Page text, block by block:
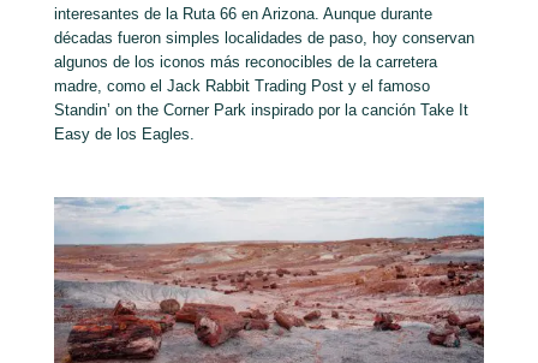
interesantes de la Ruta 66 en Arizona. Aunque durante
décadas fueron simples localidades de paso, hoy conservan
algunos de los iconos más reconocibles de la carretera
madre, como el Jack Rabbit Trading Post y el famoso
Standin’ on the Corner Park inspirado por la canción Take It
Easy de los Eagles.